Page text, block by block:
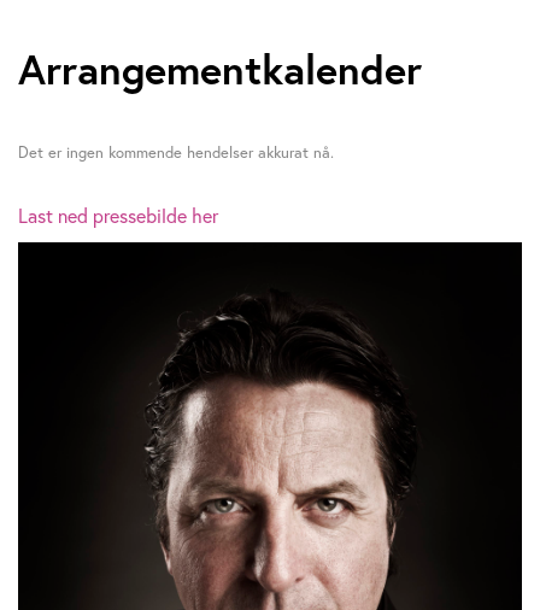
Arrangementkalender
Det er ingen kommende hendelser akkurat nå.
Last ned pressebilde her